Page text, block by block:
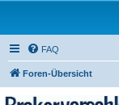
FAQ
Foren-Übersicht